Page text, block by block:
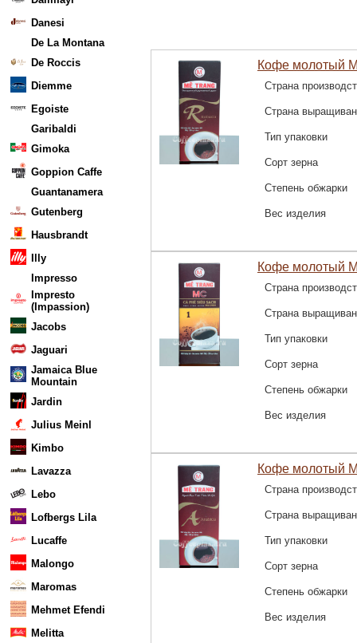
Danesi
De La Montana
De Roccis
Diemme
Egoiste
Garibaldi
Gimoka
Goppion Caffe
Guantanamera
Gutenberg
Hausbrandt
Illy
Impresso
Impresto
(Impassion)
Jacobs
Jaguari
Jamaica Blue
Mountain
Jardin
Julius Meinl
Kimbo
Lavazza
Lebo
Lofbergs Lila
Lucaffe
Malongo
Maromas
Mehmet Efendi
Melitta
Кофе молотый
Страна
Страна
Тип упаковки
Сорт зерна
Степень обжарки
Вес изделия
Кофе молотый
Страна
Страна
Тип упаковки
Сорт зерна
Степень обжарки
Вес изделия
Кофе молотый
Страна
Страна
Тип упаковки
Сорт зерна
Степень обжарки
Вес изделия